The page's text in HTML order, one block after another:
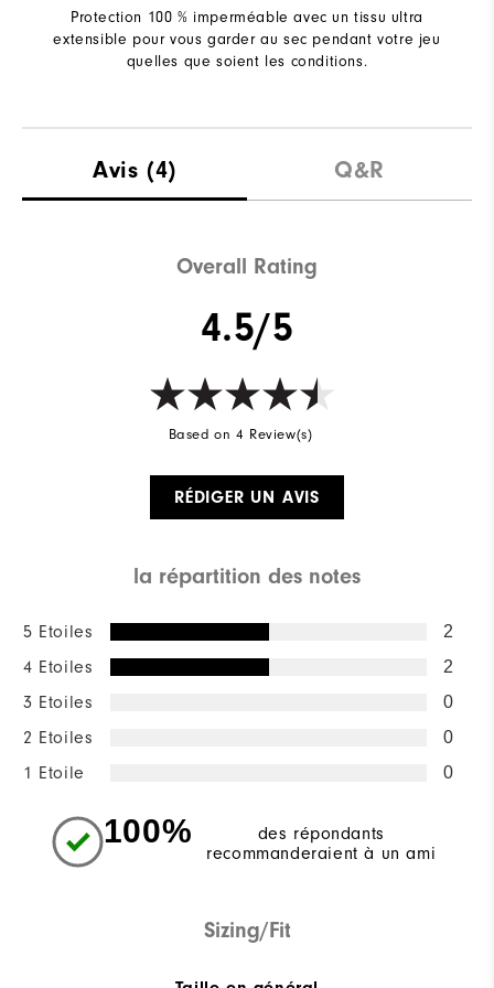
Protection 100 % imperméable avec un tissu ultra
extensible pour vous garder au sec pendant votre jeu
quelles que soient les conditions.
Avis (4) Q&R
Overall Rating
4.5/5
Based on 4 Review(s)
RÉDIGER UN AVIS
la répartition des notes
5 Etoiles 2
4 Etoiles 2
3 Etoiles 0
2 Etoiles 0
1 Etoile 0
100%
des répondants
recommanderaient à un ami
Sizing/Fit